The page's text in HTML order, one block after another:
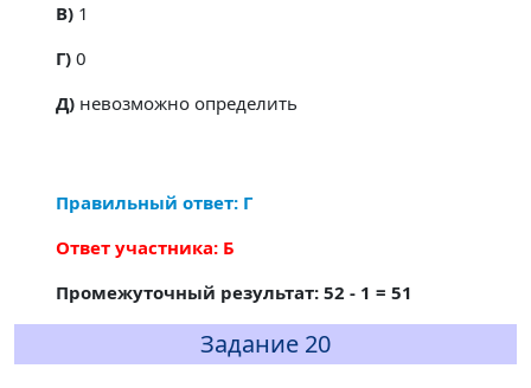
В)1
Г)0
Д)невозможно определить
Правильный ответ: Г
Ответ участника: Б
Промежуточный результат: 52 - 1 = 51
Задание 20